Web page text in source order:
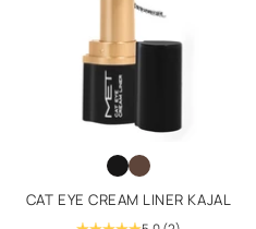
CAT EYE CREAM LINER KAJAL